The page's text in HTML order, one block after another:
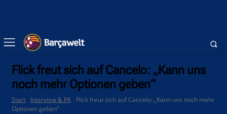
Flick freut sich auf Cancelo: „Kann uns
noch mehr Optionen geben“
Start Interview & PK
Flick freut sich auf Cancelo: „Kann uns noch mehr
Optionen geben“